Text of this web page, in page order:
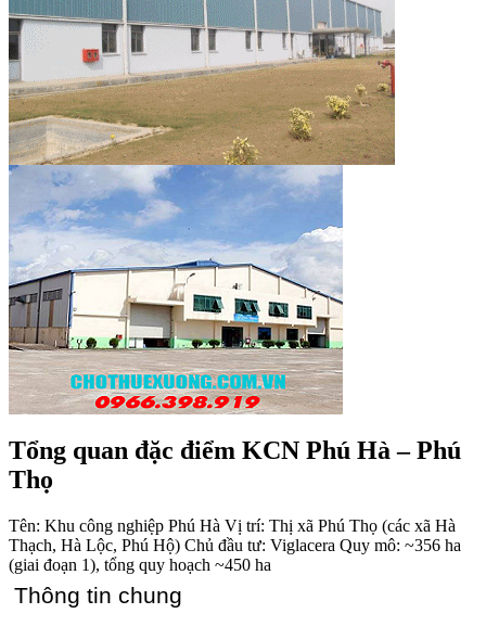
Tổng quan đặc điểm KCN Phú Hà – Phú
Thọ
Tên: Khu công nghiệp Phú Hà Vị trí: Thị xã Phú Thọ (các xã Hà
Thạch, Hà Lộc, Phú Hộ) Chủ đầu tư: Viglacera Quy mô: ~356 ha
(giai đoạn 1), tổng quy hoạch ~450 ha
Thông tin chung